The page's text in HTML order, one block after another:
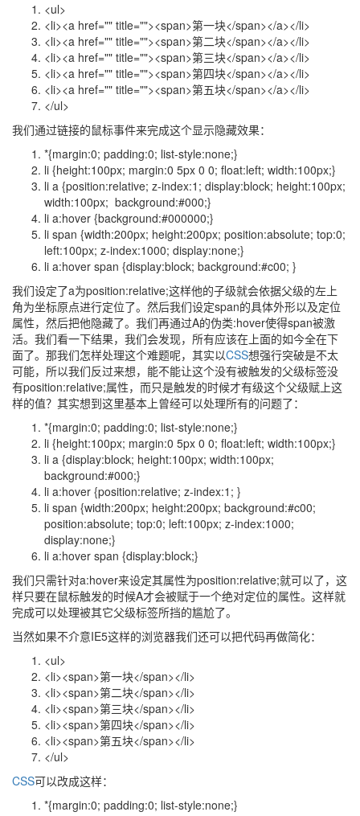
<ul>
<li><a href="" title=""><span>第一块</span></a></li>
<li><a href="" title=""><span>第二块</span></a></li>
<li><a href="" title=""><span>第三块</span></a></li>
<li><a href="" title=""><span>第四块</span></a></li>
<li><a href="" title=""><span>第五块</span></a></li>
</ul>
我们通过链接的鼠标事件来完成这个显示隐藏效果：
*{margin:0; padding:0; list-style:none;}
li {height:100px; margin:0 5px 0 0; float:left; width:100px;}
li a {position:relative; z-index:1; display:block; height:100px;
width:100px; background:#000;}
li a:hover {background:#000000;}
li span {width:200px; height:200px; position:absolute; top:0;
left:100px; z-index:1000; display:none;}
li a:hover span {display:block; background:#c00; }
我们设定了a为position:relative;这样他的子级就会依据父级的左上
角为坐标原点进行定位了。然后我们设定span的具体外形以及定位
属性，然后把他隐藏了。我们再通过A的伪类:hover使得span被激
活。我们看一下结果，我们会发现，所有应该在上面的如今全在下
面了。那我们怎样处理这个难题呢，其实以CSS想强行突破是不太
可能，所以我们反过来想，能不能让这个没有被触发的父级标签没
有position:relative;属性，而只是触发的时候才有级这个父级赋上这
样的值？其实想到这里基本上曾经可以处理所有的问题了：
*{margin:0; padding:0; list-style:none;}
li {height:100px; margin:0 5px 0 0; float:left; width:100px;}
li a {display:block; height:100px; width:100px;
background:#000;}
li a:hover {position:relative; z-index:1; }
li span {width:200px; height:200px; background:#c00;
position:absolute; top:0; left:100px; z-index:1000;
display:none;}
li a:hover span {display:block;}
我们只需针对a:hover来设定其属性为position:relative;就可以了，这
样只要在鼠标触发的时候A才会被赋于一个绝对定位的属性。这样就
完成可以处理被其它父级标签所挡的尴尬了。
当然如果不介意IE5这样的浏览器我们还可以把代码再做简化：
<ul>
<li><span>第一块</span></li>
<li><span>第二块</span></li>
<li><span>第三块</span></li>
<li><span>第四块</span></li>
<li><span>第五块</span></li>
</ul>
CSS可以改成这样：
*{margin:0; padding:0; list-style:none;}